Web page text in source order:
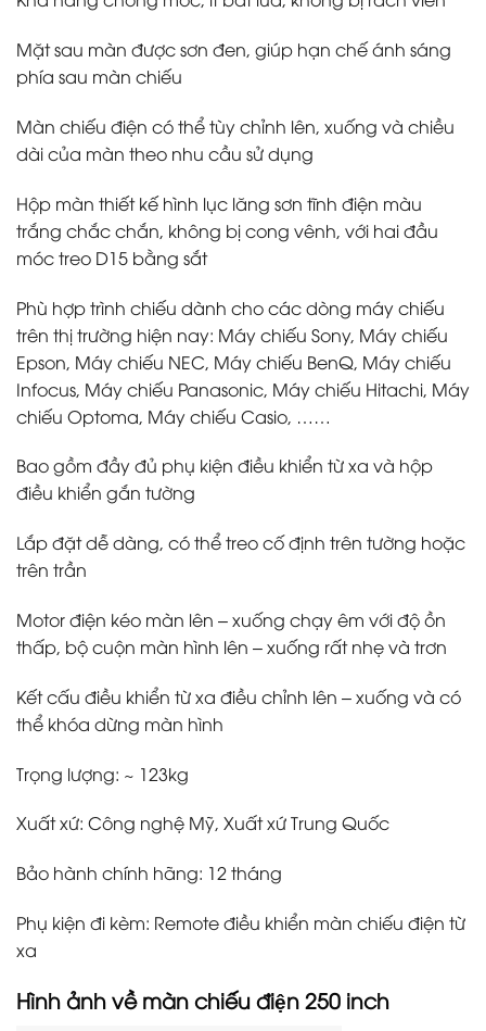
Mặt sau màn được sơn đen, giúp hạn chế ánh sáng
phía sau màn chiếu
Màn chiếu điện có thể tùy chỉnh lên, xuống và chiều
dài của màn theo nhu cầu sử dụng
Hộp màn thiết kế hình lục lăng sơn tĩnh điện màu
trắng chắc chắn, không bị cong vênh, với hai đầu
móc treo D15 bằng sắt
Phù hợp trình chiếu dành cho các dòng máy chiếu
trên thị trường hiện nay: Máy chiếu Sony, Máy chiếu
Epson, Máy chiếu NEC, Máy chiếu BenQ, Máy chiếu
Infocus, Máy chiếu Panasonic, Máy chiếu Hitachi, Máy
chiếu Optoma, Máy chiếu Casio, ……
Bao gồm đầy đủ phụ kiện điều khiển từ xa và hộp
điều khiển gắn tường
Lắp đặt dễ dàng, có thể treo cố định trên tường hoặc
trên trần
Motor điện kéo màn lên – xuống chạy êm với độ ồn
thấp, bộ cuộn màn hình lên – xuống rất nhẹ và trơn
Kết cấu điều khiển từ xa điều chỉnh lên – xuống và có
thể khóa dừng màn hình
Trọng lượng: ~ 123kg
Xuất xứ: Công nghệ Mỹ, Xuất xứ Trung Quốc
Bảo hành chính hãng: 12 tháng
Phụ kiện đi kèm: Remote điều khiển màn chiếu điện từ
xa
Hình ảnh về màn chiếu điện 250 inch